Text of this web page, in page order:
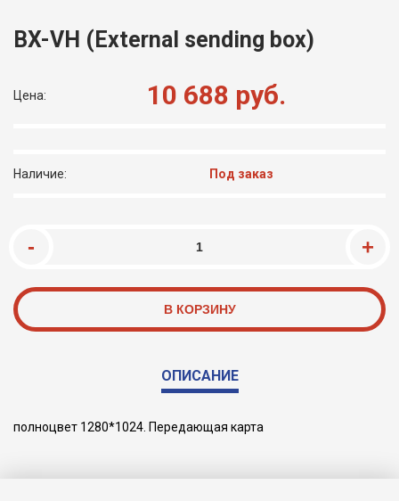
BX-VH (External sending box)
Цена: 10 688 руб.
Наличие: Под заказ
ОПИСАНИЕ
полноцвет 1280*1024. Передающая карта